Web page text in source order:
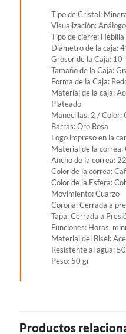
Tipo de Cristal:
Visualización: Análogo
Tipo de cierre: Hebilla
Diámetro de la caja:
Grosor de la Caja: 10
Tamaño de la Caja:
Forma de la Caja:
Material de la caja:
Plateado
Manecillas: 2 / Color:
Barras: Oro Rosa
Logo impreso en la
Material de la correa:
Ancho de la correa:
Color de la correa:
Color de la Esfera:
Movimiento: Cuarzo
Corona: Cerrada a
Tapa: Cerrada a
Funciones: Horas,
Material del Bisel:
Resistente al agua:
Peso: 50 gr
Productos